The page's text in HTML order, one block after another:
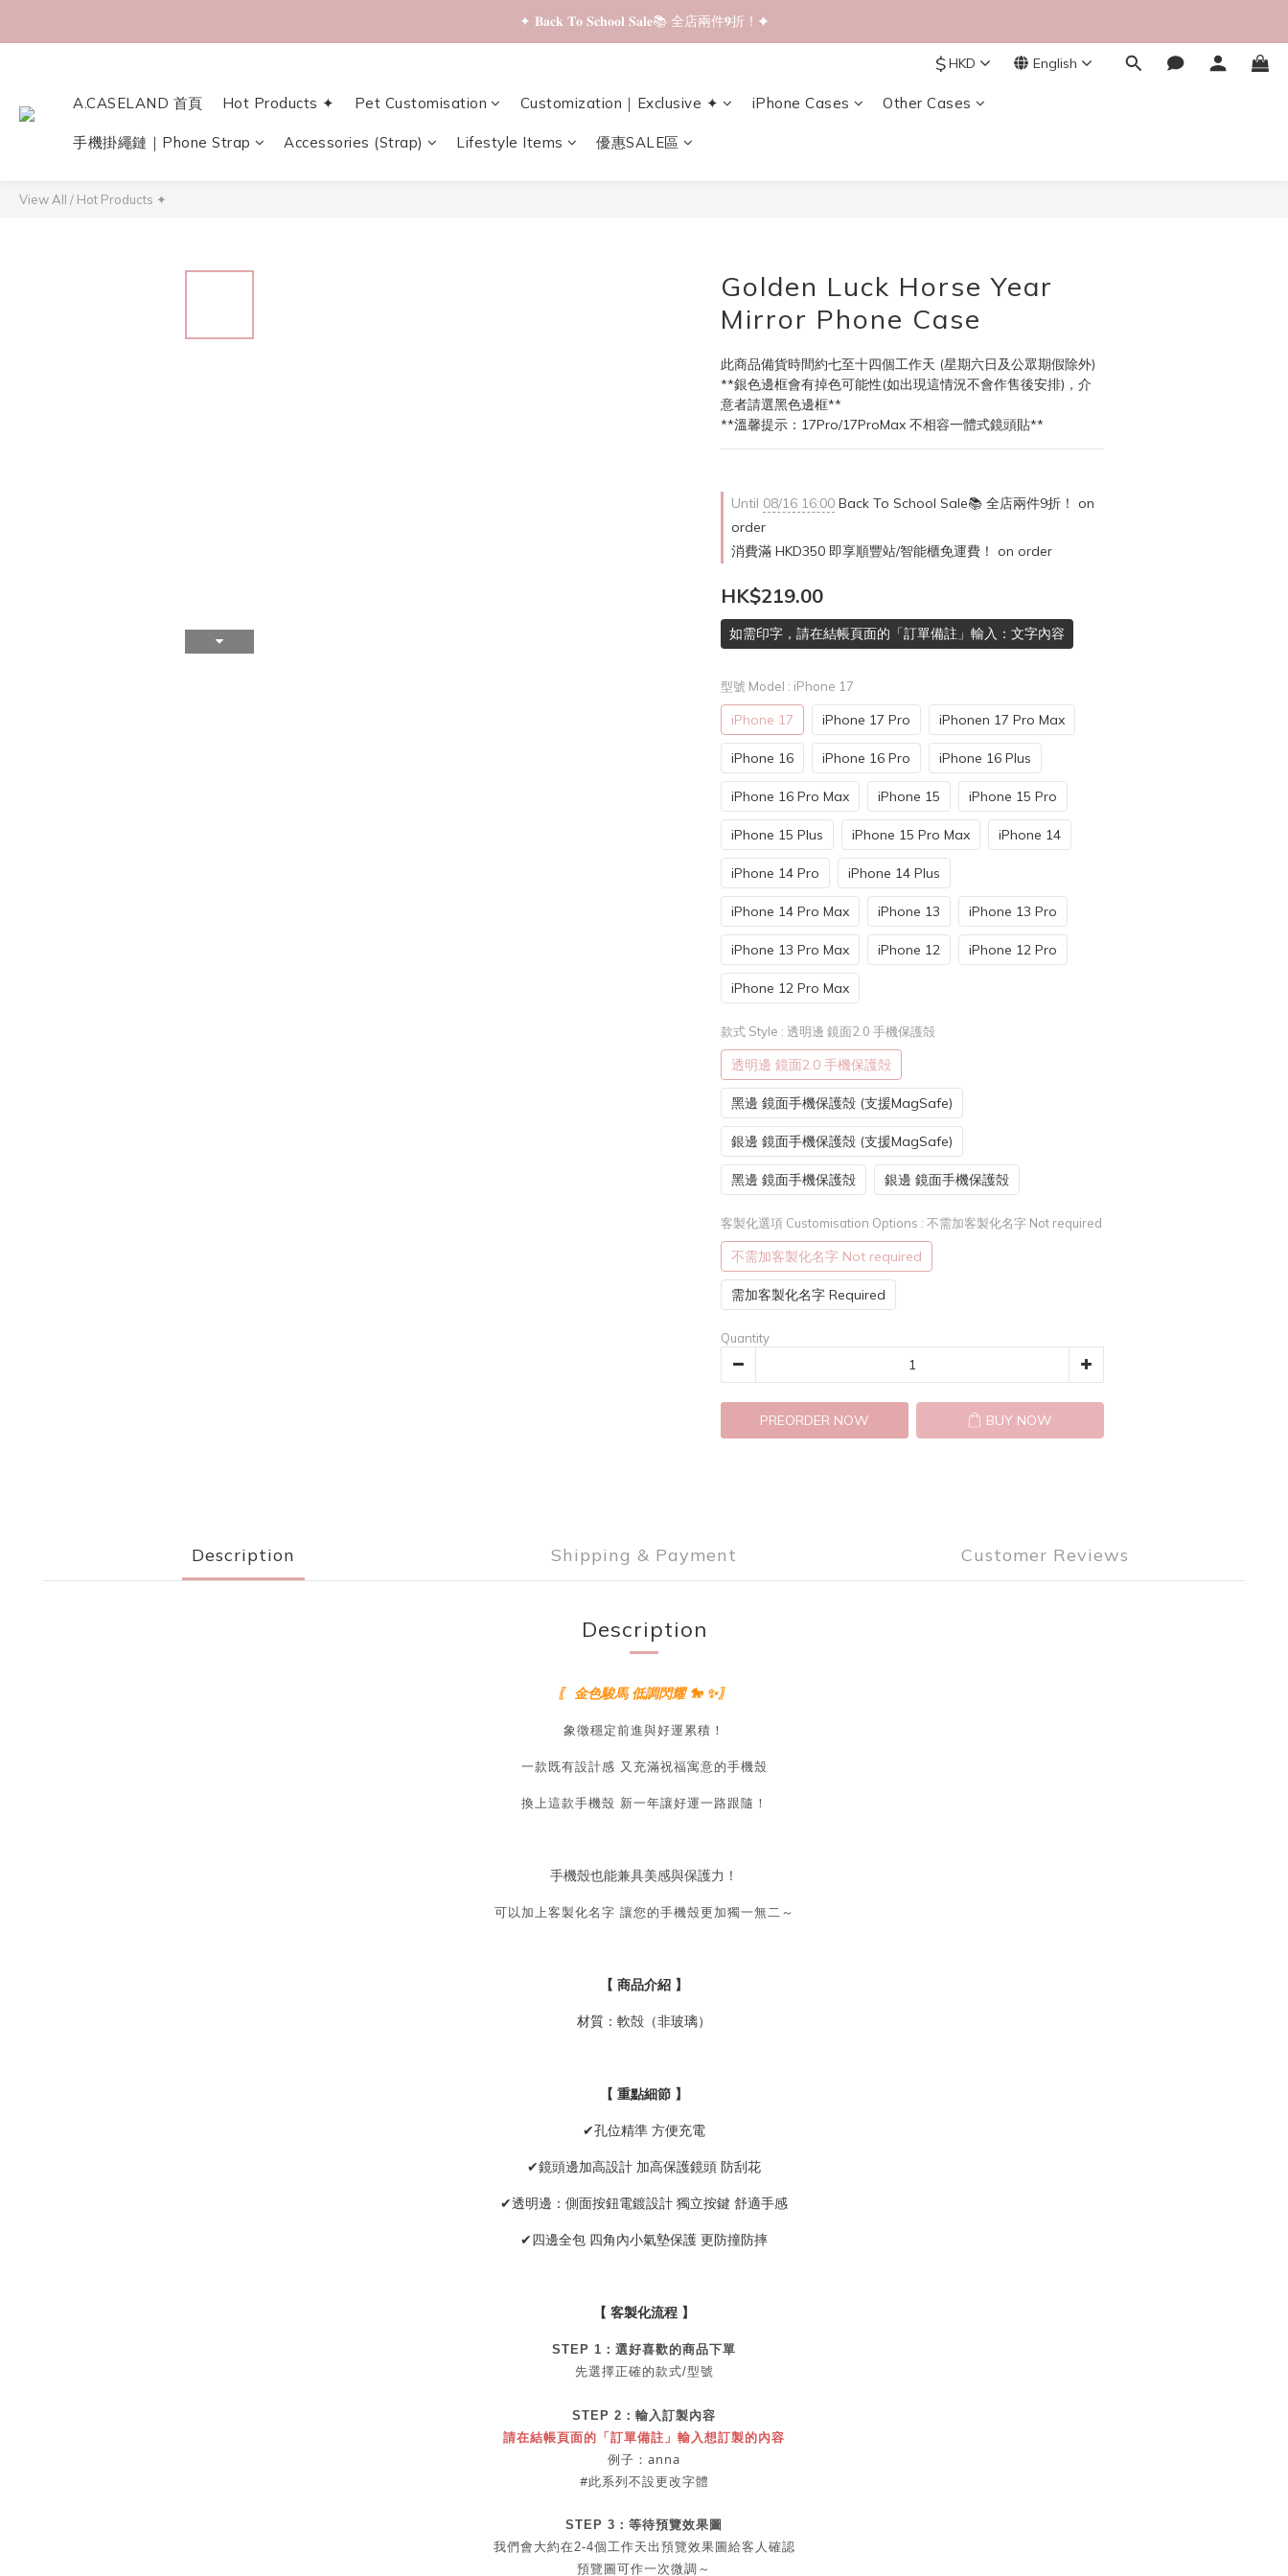
✦ 𝐁𝐚𝐜𝐤 𝐓𝐨 𝐒𝐜𝐡𝐨𝐨𝐥 𝐒𝐚𝐥𝐞📚 全店兩件𝟗折！✦
✦ 𝐁𝐚𝐜𝐤 𝐓𝐨 𝐒𝐜𝐡𝐨𝐨𝐥 𝐒𝐚𝐥𝐞📚 全店兩件𝟗折！✦
✦ 𝐁𝐚𝐜𝐤 𝐓𝐨 𝐒𝐜𝐡𝐨𝐨𝐥 𝐒𝐚𝐥𝐞📚 全店兩件𝟗折！✦
$HKD English
A.CASELAND 首頁 Hot Products ✦ Pet Customisation Customization｜Exclusive ✦ iPhone Cases Other Cases
手機掛繩鏈｜Phone Strap Accessories (Strap) Lifestyle Items 優惠SALE區
View All / Hot Products ✦
Golden Luck Horse Year
Mirror Phone Case
此商品備貨時間約七至十四個工作天 (星期六日及公眾期假除外)
**銀色邊框會有掉色可能性(如出現這情況不會作售後安排)，介
意者請選黑色邊框**
**溫馨提示：17Pro/17ProMax 不相容一體式鏡頭貼**
Until 08/16 16:00Back To School Sale📚 全店兩件9折！ on
order
消費滿 HKD350 即享順豐站/智能櫃免運費！ on order
HK$219.00
如需印字，請在結帳頁面的「訂單備註」輸入：文字內容
型號 Model : iPhone 17
iPhone 17 iPhone 17 Pro iPhonen 17 Pro Max
iPhone 16 iPhone 16 Pro iPhone 16 Plus
iPhone 16 Pro Max iPhone 15 iPhone 15 Pro
iPhone 15 Plus iPhone 15 Pro Max iPhone 14
iPhone 14 Pro iPhone 14 Plus
iPhone 14 Pro Max iPhone 13 iPhone 13 Pro
iPhone 13 Pro Max iPhone 12 iPhone 12 Pro
iPhone 12 Pro Max
款式 Style : 透明邊 鏡面2.0 手機保護殻
透明邊 鏡面2.0 手機保護殻
黑邊 鏡面手機保護殻 (支援MagSafe)
銀邊 鏡面手機保護殻 (支援MagSafe)
黑邊 鏡面手機保護殻 銀邊 鏡面手機保護殻
客製化選項 Customisation Options : 不需加客製化名字 Not required
不需加客製化名字 Not required
需加客製化名字 Required
Quantity
PREORDER NOW BUY NOW
Description Shipping & Payment Customer Reviews
Description
〖 金色駿馬 低調閃耀 🐎 ✨〗
象徵穩定前進與好運累積！
一款既有設計感 又充滿祝福寓意的手機殼
換上這款手機殼 新一年讓好運一路跟隨！
手機殼也能兼具美感與保護力！
可以加上客製化名字 讓您的手機殼更加獨一無二～
【 商品介紹 】
材質：軟殻（非玻璃）
【 重點細節 】
✔孔位精準 方便充電
✔鏡頭邊加高設計 加高保護鏡頭 防刮花
✔透明邊：側面按鈕電鍍設計 獨立按鍵 舒適手感
✔四邊全包 四角內小氣墊保護 更防撞防摔
【 客製化流程 】
STEP 1： 選好喜歡的商品下單
先選擇正確的款式/型號
STEP 2： 輸入訂製內容
請在結帳頁面的「訂單備註」輸入想訂製的內容
例子：anna
#此系列不設更改字體
STEP 3：等待預覽效果圖
我們會大約在2-4個工作天出 預覽效果圖給客人確認
預覽圖可作一次微調～